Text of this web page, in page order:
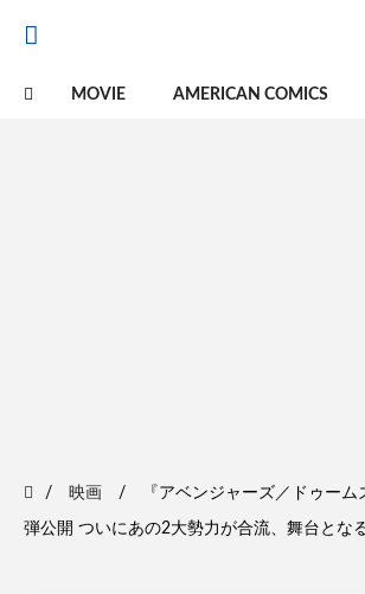
MOVIE AMERICAN COMICS
映画 『アベンジャーズ／ドゥー
弾公開 ついにあの2大勢力が合流、舞台とな